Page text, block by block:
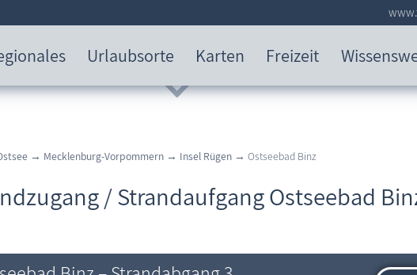
Urlaubsorte Karten Freizeit
→ Mecklenburg-Vorpommern → Insel Rügen → Ostseebad Binz
/ Strandaufgang Ostseebad